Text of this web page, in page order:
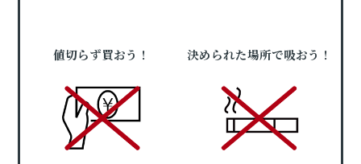
値切らず買おう！ 決められた場所で吸おう！